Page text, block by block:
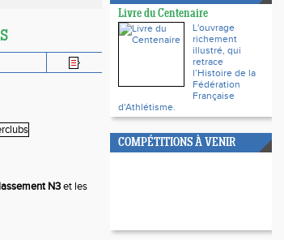
N3et les
Livre du Centenaire
L'ouvrage
richement
illustré, qui
retrace
l’Histoire de la
Fédération
Française
d'Athlétisme.
COMPÉTITIONS À VENIR